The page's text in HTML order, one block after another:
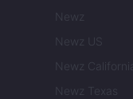
Newz
Newz US
Newz California
Newz Texas